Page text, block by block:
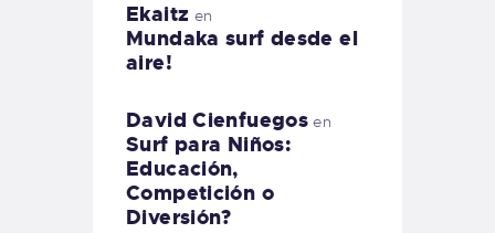
Ekaitz en
Mundaka surf desde el
aire!
David Cienfuegos en
Surf para Niños:
Educación,
Competición o
Diversión?